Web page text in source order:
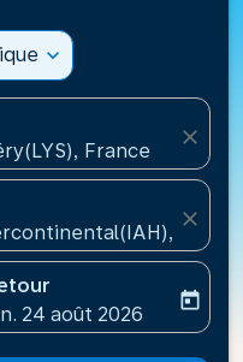
expand_more
France
close
États-
close
aria-label
booking-return-date-
24 août 2026
today